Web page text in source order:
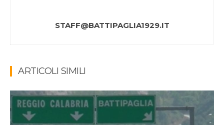
STAFF@BATTIPAGLIA1929.IT
ARTICOLI SIMILI